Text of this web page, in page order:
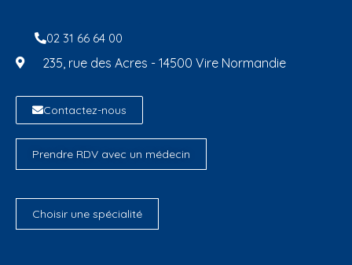
02 31 66 64 00
235, rue des Acres - 14500 Vire Normandie
Contactez-nous
Prendre RDV avec un médecin
Choisir une spécialité